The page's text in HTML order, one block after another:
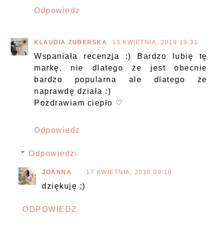
Odpowiedz
KLAUDIA ZUBERSKA 13 KWIETNIA, 2019 19:31
Wspaniała recenzja :) Bardzo lubię tę
markę, nie dlatego że jest obecnie
bardzo popularna ale dlatego że
naprawdę działa :)
Pozdrawiam ciepło ♡
Odpowiedz
Odpowiedzi
JOANNA 17 KWIETNIA, 2019 09:10
dziękuję ;)
ODPOWIEDZ